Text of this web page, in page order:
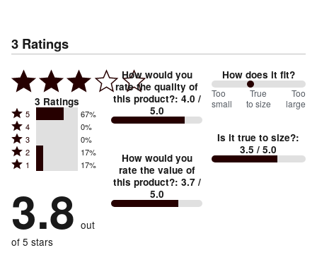
3 Ratings
3 Ratings
Rated
5
stars
by
of
reviewers
5 67%
Rated
4
stars
by
of
reviewers
4 0%
Rated
3
stars
0%
of
reviewers
3 0%
Rated
2
by
17%
of
reviewers
2 17%
Rated
stars
by
17%
of
1 17%
3.8 out
of 5 stars
How would you
rate the quality of
this product?: 4.0 /
5.0
How would you
rate the value of
this product?: 3.7/
5.0
How does it fit?
83%
between
small
and
Too
small
True
to size
Too
large
Is it true to size?:
3.5 / 5.0